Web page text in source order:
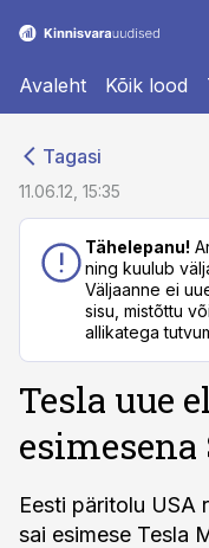
Avaleht Kõik lood
Tagasi
11.06.12, 15:35
Tähelepanu!
ning kuulub
Väljaanne ei
sisu, mistõttu
allikatega
Tesla uue
Eesti päritolu USA
sai esimese Tesla